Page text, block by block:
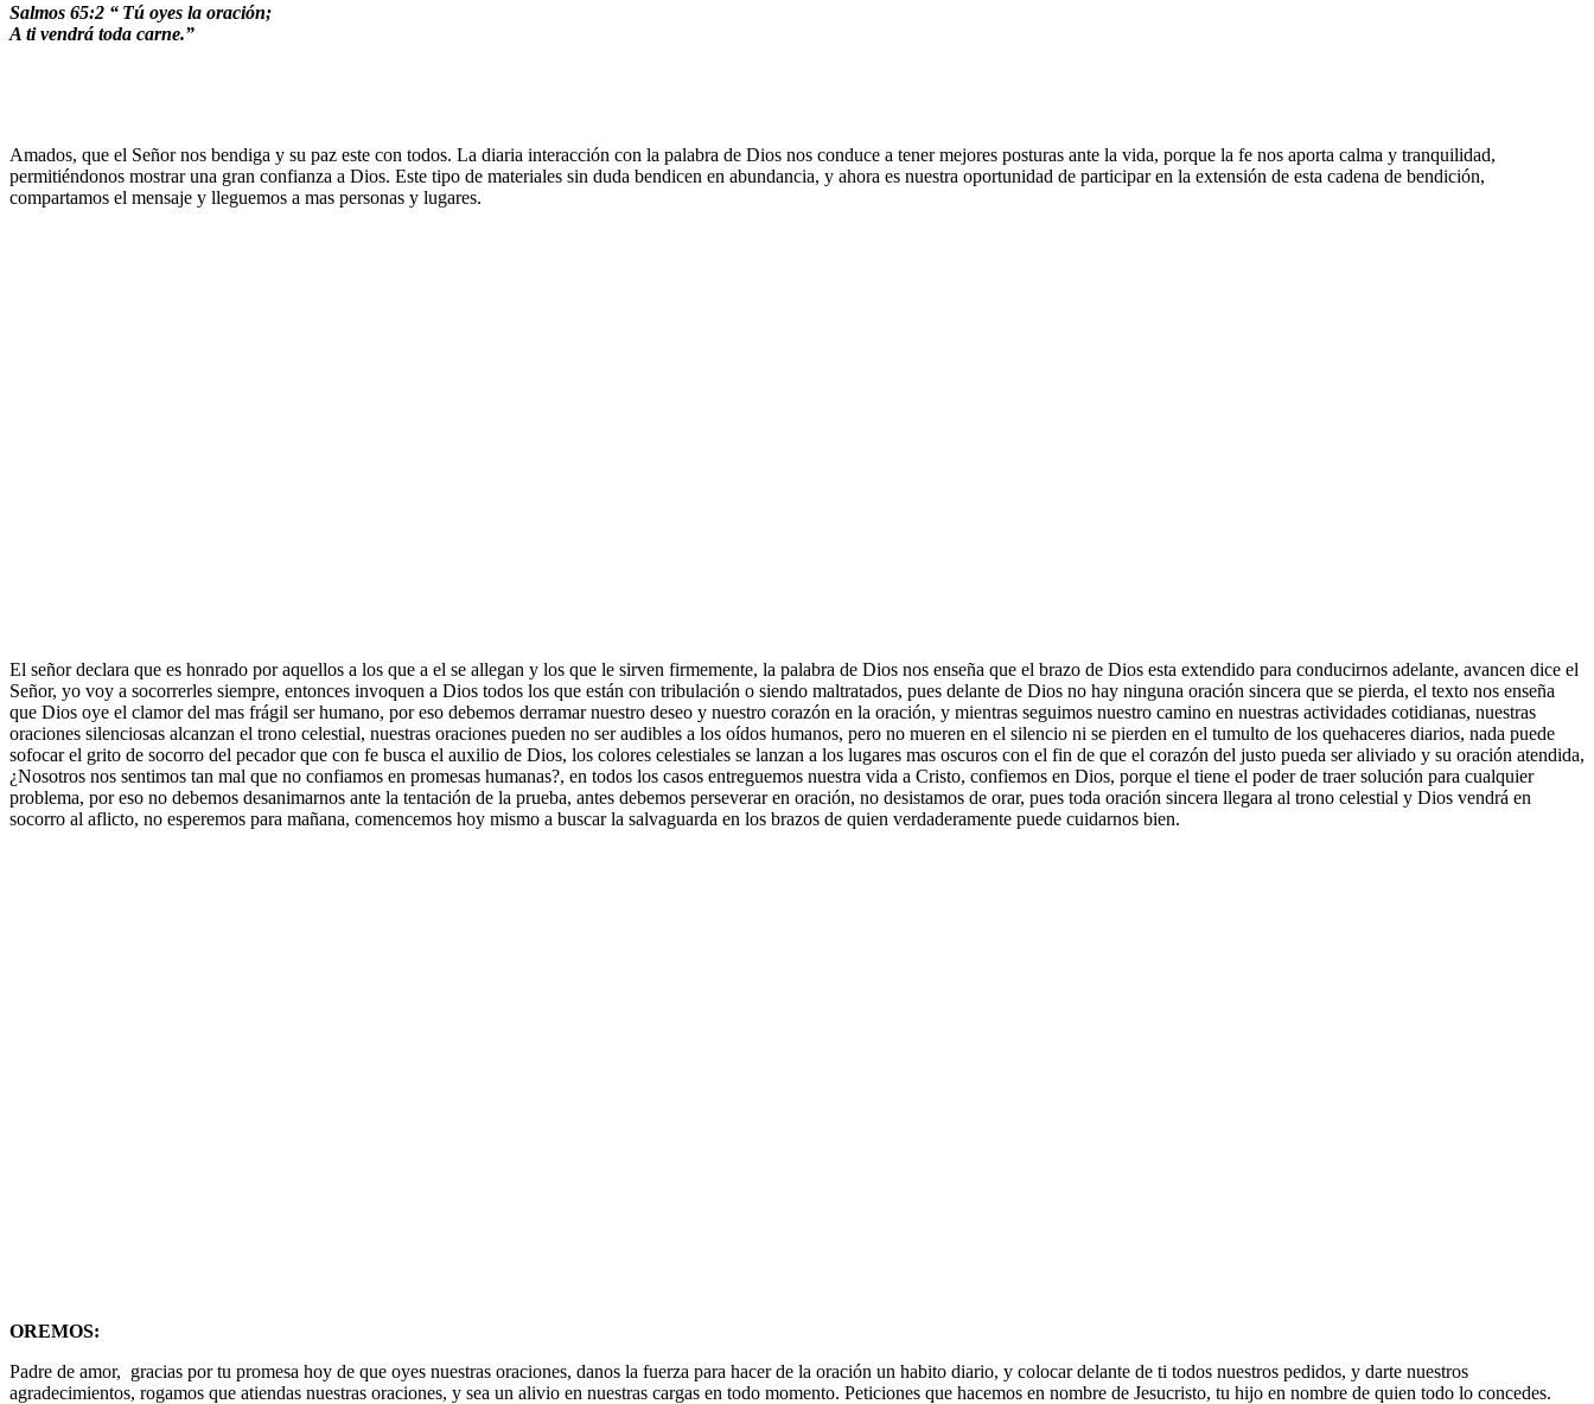
Salmos 65:2 “ Tú oyes la oración;
A ti vendrá toda carne.”
Amados, que el Señor nos bendiga y su paz este con todos. La diaria interacción con la palabra de Dios nos conduce a tener mejores posturas ante la vida, porque la fe nos aporta calma y tranquilidad,
permitiéndonos mostrar una gran confianza a Dios. Este tipo de materiales sin duda bendicen en abundancia, y ahora es nuestra oportunidad de participar en la extensión de esta cadena de bendición,
compartamos el mensaje y lleguemos a mas personas y lugares.
El señor declara que es honrado por aquellos a los que a el se allegan y los que le sirven firmemente, la palabra de Dios nos enseña que el brazo de Dios esta extendido para conducirnos adelante, avancen dice el
Señor, yo voy a socorrerles siempre, entonces invoquen a Dios todos los que están con tribulación o siendo maltratados, pues delante de Dios no hay ninguna oración sincera que se pierda, el texto nos enseña
que Dios oye el clamor del mas frágil ser humano, por eso debemos derramar nuestro deseo y nuestro corazón en la oración, y mientras seguimos nuestro camino en nuestras actividades cotidianas, nuestras
oraciones silenciosas alcanzan el trono celestial, nuestras oraciones pueden no ser audibles a los oídos humanos, pero no mueren en el silencio ni se pierden en el tumulto de los quehaceres diarios, nada puede
sofocar el grito de socorro del pecador que con fe busca el auxilio de Dios, los colores celestiales se lanzan a los lugares mas oscuros con el fin de que el corazón del justo pueda ser aliviado y su oración atendida,
¿Nosotros nos sentimos tan mal que no confiamos en promesas humanas?, en todos los casos entreguemos nuestra vida a Cristo, confiemos en Dios, porque el tiene el poder de traer solución para cualquier
problema, por eso no debemos desanimarnos ante la tentación de la prueba, antes debemos perseverar en oración, no desistamos de orar, pues toda oración sincera llegara al trono celestial y Dios vendrá en
socorro al aflicto, no esperemos para mañana, comencemos hoy mismo a buscar la salvaguarda en los brazos de quien verdaderamente puede cuidarnos bien.
OREMOS:
Padre de amor, gracias por tu promesa hoy de que oyes nuestras oraciones, danos la fuerza para hacer de la oración un habito diario, y colocar delante de ti todos nuestros pedidos, y darte nuestros
agradecimientos, rogamos que atiendas nuestras oraciones, y sea un alivio en nuestras cargas en todo momento. Peticiones que hacemos en nombre de Jesucristo, tu hijo en nombre de quien todo lo concedes.